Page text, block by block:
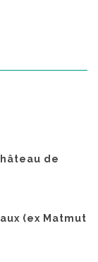
de
(ex Matmut